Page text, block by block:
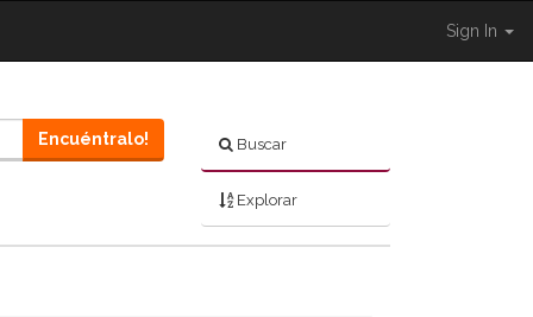
Sign In
Buscar
Explorar
Encuéntralo!